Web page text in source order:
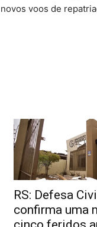
voos de
RS: Defesa
confirma uma